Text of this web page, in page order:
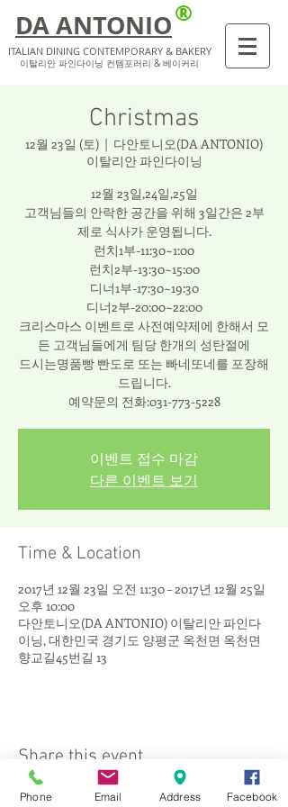
DA ANTONIO®
ITALIAN DINING CONTEMPORARY & BAKERY
​이탈리안 파인다이닝 컨템포러리 & 베이커리
Christmas
12월 23일 (토)
  |
다안토니오(DA ANTONIO)
이탈리안 파인다이닝
12월 23일,24일,25일
고객님들의 안락한 공간을 위해 3일간은 2부
제로 식사가 운영됩니다.
런치1부-11:30~1:00
런치2부-13:30~15:00
디너1부-17:30~19:30
디너2부-20:00~22:00
크리스마스 이벤트로 사전예약제에 한해서 모
든 고객님들에게 팀당 한개의 성탄절에
드시는명품빵 빤도로 또는 빠네또네를 포장해
드립니다.
예약문의 전화:031-773-5228
이벤트 접수 마감
다른 이벤트 보기
Time & Location
2017년 12월 23일 오전 11:30 – 2017년 12월 25일
오후 10:00
다안토니오(DA ANTONIO) 이탈리안 파인다
이닝, 대한민국 경기도 양평군 옥천면 옥천면
향교길45번길 13
Share this event
Phone Email Address Facebook